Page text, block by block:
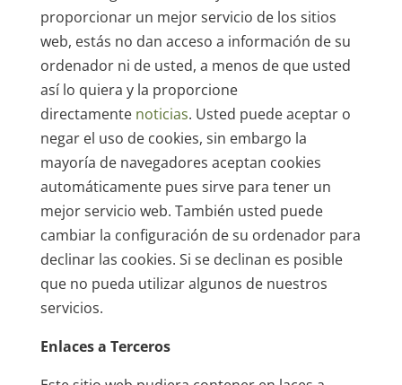
proporcionar un mejor servicio de los sitios
web, estás no dan acceso a información de su
ordenador ni de usted, a menos de que usted
así lo quiera y la proporcione
directamente noticias. Usted puede aceptar o
negar el uso de cookies, sin embargo la
mayoría de navegadores aceptan cookies
automáticamente pues sirve para tener un
mejor servicio web. También usted puede
cambiar la configuración de su ordenador para
declinar las cookies. Si se declinan es posible
que no pueda utilizar algunos de nuestros
servicios.
Enlaces a Terceros